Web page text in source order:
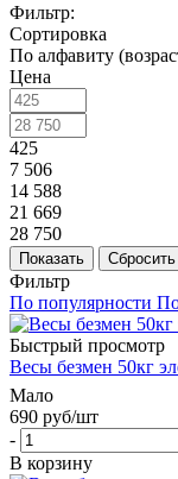
Фильтр:
Сортировка
По алфавиту
Цена
425
7 506
14 588
21 669
28 750
Показать Сбросить
Фильтр
По популярности
Быстрый просмотр
Весы безмен 50кг
Мало
690 руб/шт
-
В корзину